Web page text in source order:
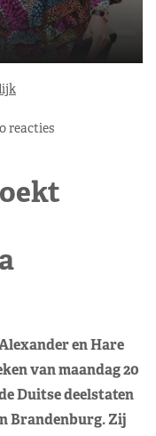
0 reacties
en Hare
van maandag 20
Duitse deelstaten
Brandenburg. Zij